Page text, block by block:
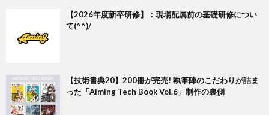
【2026年度新卒研修】：現場配属前の基礎研修につい
て(^^)/
【技術書典20】200冊が完売! 執筆陣のこだわりが詰ま
った「Aiming Tech Book Vol.6」制作の裏側